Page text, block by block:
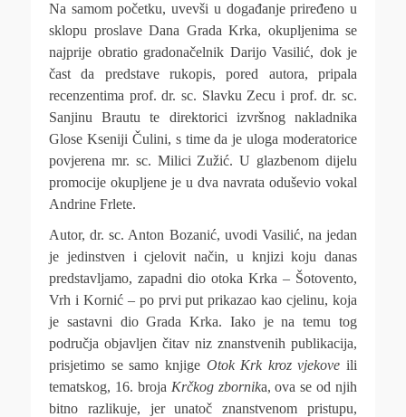
Na samom početku, uvevši u događanje priređeno u
sklopu proslave Dana Grada Krka, okupljenima se
najprije obratio gradonačelnik Darijo Vasilić, dok je
čast da predstave rukopis, pored autora, pripala
recenzentima prof. dr. sc. Slavku Zecu i prof. dr. sc.
Sanjinu Brautu te direktorici izvršnog nakladnika
Glose Kseniji Čulini, s time da je uloga moderatorice
povjerena mr. sc. Milici Zužić. U glazbenom dijelu
promocije okupljene je u dva navrata oduševio vokal
Andrine Frlete.
Autor, dr. sc. Anton Bozanić, uvodi Vasilić, na jedan
je jedinstven i cjelovit način, u knjizi koju danas
predstavljamo, zapadni dio otoka Krka – Šotovento,
Vrh i Kornić – po prvi put prikazao kao cjelinu, koja
je sastavni dio Grada Krka. Iako je na temu tog
područja objavljen čitav niz znanstvenih publikacija,
prisjetimo se samo knjige Otok Krk kroz vjekove ili
tematskog, 16. broja Krčkog zbornika, ova se od njih
bitno razlikuje, jer unatoč znanstvenom pristupu,